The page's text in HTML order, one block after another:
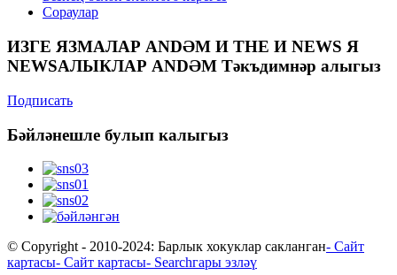
Сораулар
ИЗГЕ ЯЗМАЛАР ANDӘМ И THE И NEWS Я
NEWSАЛЫКЛАР ANDӘМ Тәкъдимнәр алыгыз
Подписать
Бәйләнешле булып калыгыз
© Copyright - 2010-2024: Барлык хокуклар сакланган- Сайт
картасы- Сайт картасы- Searchгары эзләү